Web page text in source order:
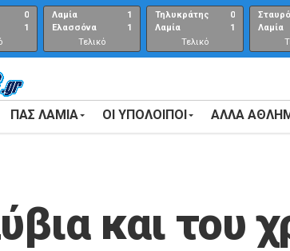
0
1
Λαμία
Ελασσόνα
1
1
Τελικό
Αποτέλεσμα
Τηλυκράτης
Λαμία
0
1
Τελικό
αποτέλεσμα
Λαμία
ΠΑΣ ΛΑΜΙΑ ΟΙ ΥΠΟΛΟΙΠΟΙ ΑΛΛΑ
και του